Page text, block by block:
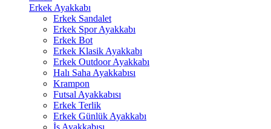
Erkek Ayakkabı
Erkek Sandalet
Erkek Spor Ayakkabı
Erkek Bot
Erkek Klasik Ayakkabı
Erkek Outdoor Ayakkabı
Halı Saha Ayakkabısı
Krampon
Futsal Ayakkabısı
Erkek Terlik
Erkek Günlük Ayakkabı
İş Ayakkabısı